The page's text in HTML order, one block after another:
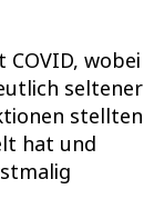
wobei
seltener
stellten
hat und